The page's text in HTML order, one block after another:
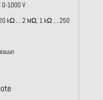
0-1000 V
20 kΩ … 2 MΩ, 1 kΩ … 250